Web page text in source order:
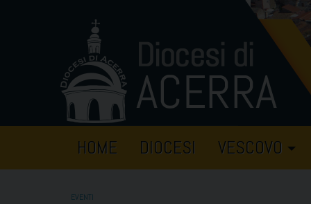
HOME DIOCESI VESCOVO
EVENTI